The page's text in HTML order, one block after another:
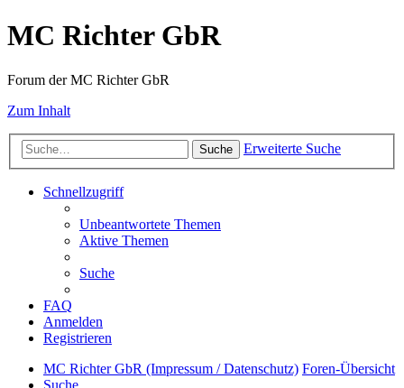
MC Richter GbR
Forum der MC Richter GbR
Zum Inhalt
Suche Erweiterte Suche
Schnellzugriff
Unbeantwortete Themen
Aktive Themen
Suche
FAQ
Anmelden
Registrieren
MC Richter GbR (Impressum / Datenschutz) Foren-Übersicht